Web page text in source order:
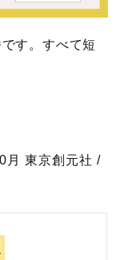
す。すべて短
月 東京創元社 /